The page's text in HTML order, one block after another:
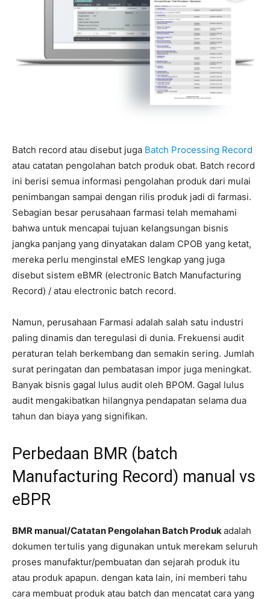
Batch record atau disebut juga Batch Processing Record
atau catatan pengolahan batch produk obat. Batch record
ini berisi semua informasi pengolahan produk dari mulai
penimbangan sampai dengan rilis produk jadi di farmasi.
Sebagian besar perusahaan farmasi telah memahami
bahwa untuk mencapai tujuan kelangsungan bisnis
jangka panjang yang dinyatakan dalam CPOB yang ketat,
mereka perlu menginstal eMES lengkap yang juga
disebut sistem eBMR (electronic Batch Manufacturing
Record) / atau electronic batch record.
Namun, perusahaan Farmasi adalah salah satu industri
paling dinamis dan teregulasi di dunia. Frekuensi audit
peraturan telah berkembang dan semakin sering. Jumlah
surat peringatan dan pembatasan impor juga meningkat.
Banyak bisnis gagal lulus audit oleh BPOM. Gagal lulus
audit mengakibatkan hilangnya pendapatan selama dua
tahun dan biaya yang signifikan.
Perbedaan BMR (batch
Manufacturing Record) manual vs
eBPR
BMR manual/Catatan Pengolahan Batch Produk adalah
dokumen tertulis yang digunakan untuk merekam seluruh
proses manufaktur/pembuatan dan sejarah produk itu
atau produk apapun. dengan kata lain, ini memberi tahu
cara membuat produk atau batch dan mencatat cara yang